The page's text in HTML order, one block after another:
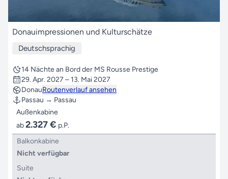
Donauimpressionen und Kulturschätze
Deutschsprachig
14 Nächte an Bord der MS Rousse Prestige
29. Apr. 2027 – 13. Mai 2027
DonauRoutenverlauf ansehen
Passau → Passau
Außenkabine
ab2.327 € p.P.
Balkonkabine
Nicht verfügbar
Suite